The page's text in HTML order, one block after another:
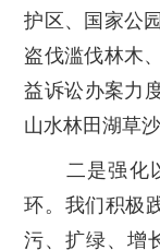
护区、国家公
盗伐滥伐林木
益诉讼办案力
山水林田湖草
二是强化
环。 我们积极
污、扩绿、增